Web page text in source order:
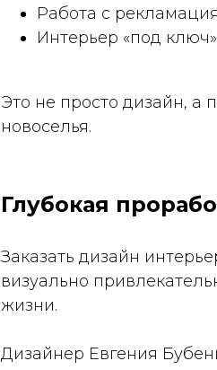
Работа с
Интерьер «под
Это не просто дизайн, а
новоселья.
Глубокая
Заказать дизайн
визуально
жизни.
Дизайнер Евгения